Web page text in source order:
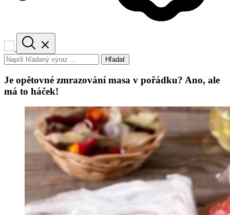
Hľadať
Je opětovné zmrazování masa v pořádku? Ano, ale
má to háček!